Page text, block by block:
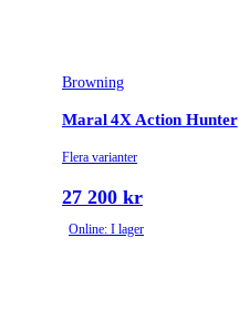
Browning
Maral 4X Action Hunter
Flera varianter
27 200 kr
Online: I lager